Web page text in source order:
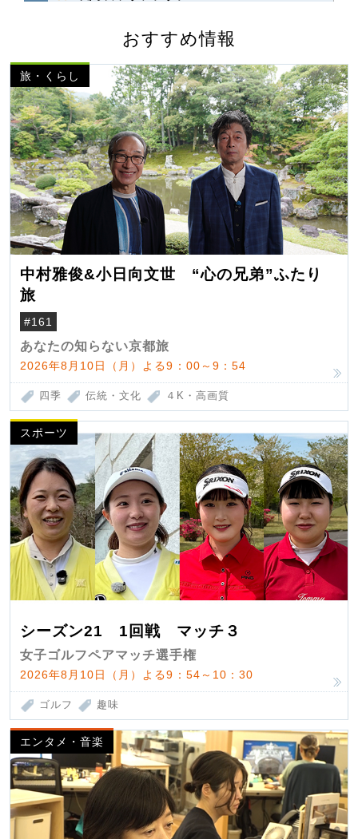
おすすめ情報
旅・くらし
中村雅俊&小日向文世 “心の兄弟”ふたり
旅
#161
あなたの知らない京都旅
2026年8月10日（月）よる9：00～9：54
四季 伝統・文化 ４K・高画質
スポーツ
シーズン21 1回戦 マッチ３
女子ゴルフペアマッチ選手権
2026年8月10日（月）よる9：54～10：30
ゴルフ 趣味
エンタメ・音楽